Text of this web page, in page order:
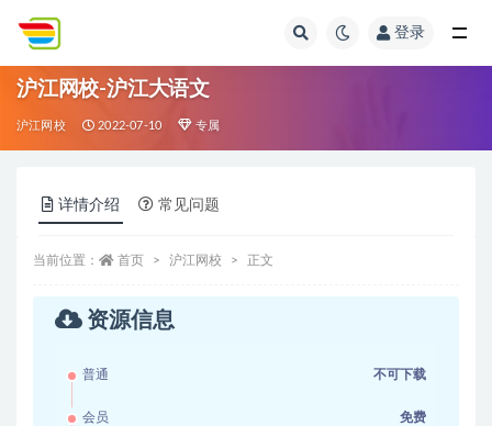
登录
沪江网校-沪江大语文
沪江网校 2022-07-10 专属
详情介绍 常见问题
当前位置： 首页 沪江网校 正文
资源信息
普通 不可下载
会员 免费